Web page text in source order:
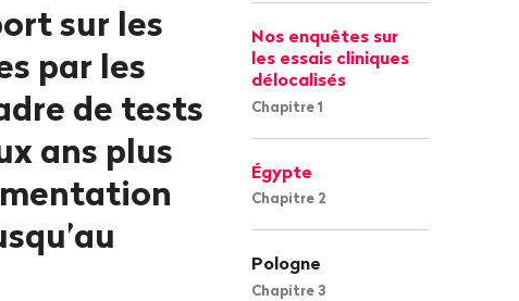
Nos enquêtes sur
les essais cliniques
délocalisés
Chapitre 1
Égypte
Chapitre 2
Pologne
Chapitre 3
sur les
par les
de tests
ans plus